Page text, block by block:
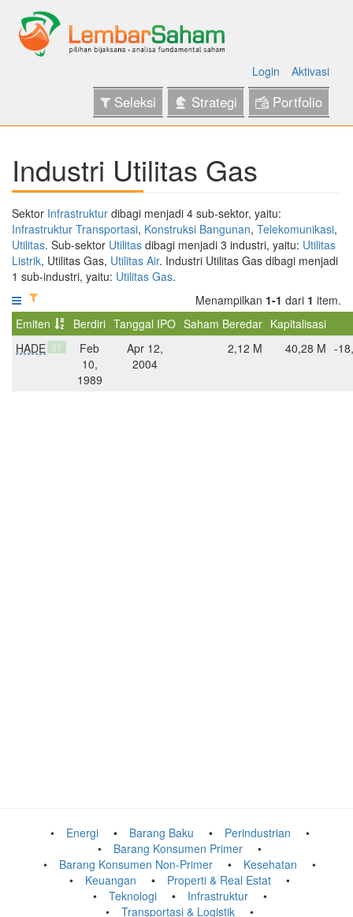
Login Aktivasi
Seleksi Strategi Portfolio
Industri Utilitas Gas
Sektor Infrastruktur dibagi menjadi 4 sub-sektor, yaitu:
Infrastruktur Transportasi, Konstruksi Bangunan, Telekomunikasi,
Utilitas. Sub-sektor Utilitas dibagi menjadi 3 industri, yaitu: Utilitas
Listrik, Utilitas Gas, Utilitas Air. Industri Utilitas Gas dibagi menjadi
1 sub-industri, yaitu: Utilitas Gas.
Menampilkan 1-1 dari 1 item.
Emiten
Berdiri Tanggal IPO Saham Beredar Kapitalisasi
HADE
Q1
Feb
10,
1989
Apr 12,
2004
2,12 M 40,28 M -
Energi Barang Baku
Perindustrian
Barang Konsumen Primer
Barang Konsumen Non-Primer
Kesehatan
Keuangan
Properti & Real Estat
Teknologi
Infrastruktur
Transportasi & Logistik